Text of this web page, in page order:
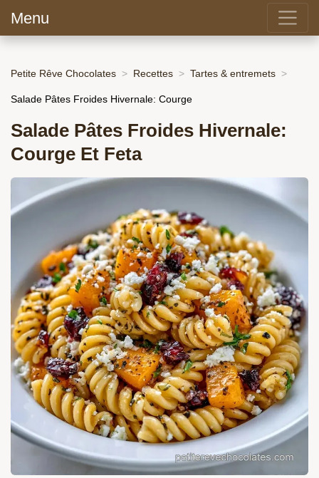
Menu
Petite Rêve Chocolates Recettes Tartes & entremets
Salade Pâtes Froides Hivernale: Courge
Salade Pâtes Froides Hivernale:
Courge Et Feta